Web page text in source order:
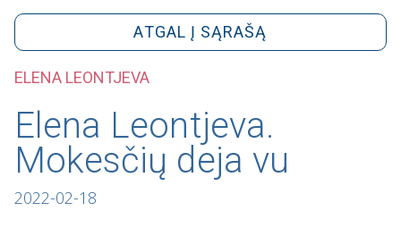
ATGAL Į SĄRAŠĄ
ELENA LEONTJEVA
Elena Leontjeva.
Mokesčių deja vu
2022-02-18